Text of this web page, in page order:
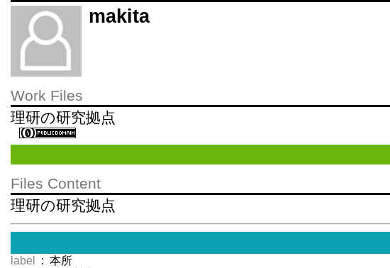
makita
Work Files
理研の研究拠点
Files Content
理研の研究拠点
label
: 本所